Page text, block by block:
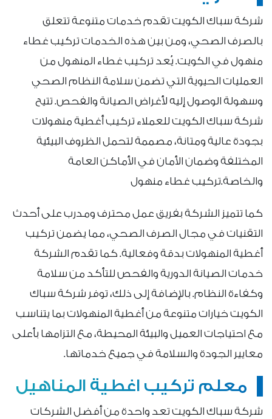
شركة سباك الكويت تقدم خدمات متنوعة تتعلق
بالصرف الصحي، ومن بين هذه الخدمات تركيب غطاء
منهول في الكويت. يُعد تركيب غطاء المنهول من
العمليات الحيوية التي تضمن سلامة النظام الصحي
وسهولة الوصول إليه لأغراض الصيانة والفحص. تتيح
شركة سباك الكويت للعملاء تركيب أغطية منهولات
بجودة عالية ومتانة، مصممة لتحمل الظروف البيئية
المختلفة وضمان الأمان في الأماكن العامة
والخاصة.تركيب غطاء منهول
كما تتميز الشركة بفريق عمل محترف ومدرب على أحدث
التقنيات في مجال الصرف الصحي، مما يضمن تركيب
أغطية المنهولات بدقة وفعالية. كما تقدم الشركة
خدمات الصيانة الدورية والفحص للتأكد من سلامة
وكفاءة النظام. بالإضافة إلى ذلك، توفر شركة سباك
الكويت خيارات متنوعة من أغطية المنهولات بما يتناسب
مع احتياجات العميل والبيئة المحيطة، مع التزامها بأعلى
معايير الجودة والسلامة في جميع خدماتها.
معلم تركيب اغطية المناهيل
شركة سباك الكويت تعد واحدة من أفضل الشركات